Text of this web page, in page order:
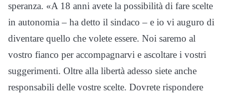
speranza. «A 18 anni avete la possibilità di fare scelte
in autonomia – ha detto il sindaco – e io vi auguro di
diventare quello che volete essere. Noi saremo al
vostro fianco per accompagnarvi e ascoltare i vostri
suggerimenti. Oltre alla libertà adesso siete anche
responsabili delle vostre scelte. Dovrete rispondere